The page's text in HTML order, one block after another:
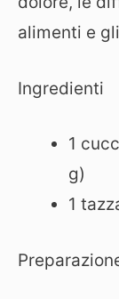
alimenti e
Ingredienti
1
g)
1